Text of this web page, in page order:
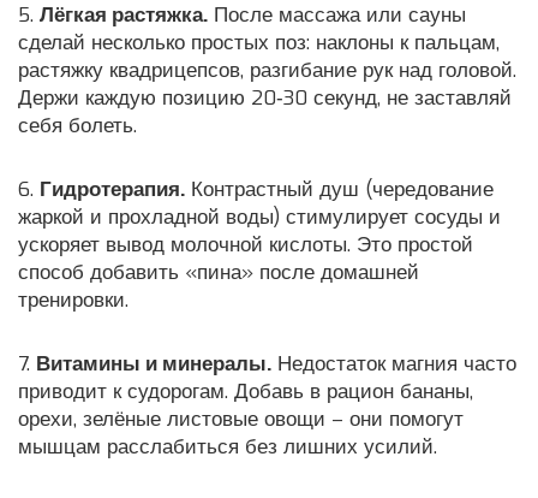
5. Лёгкая растяжка. После массажа или сауны
сделай несколько простых поз: наклоны к пальцам,
растяжку квадрицепсов, разгибание рук над головой.
Держи каждую позицию 20‑30 секунд, не заставляй
себя болеть.
6. Гидротерапия. Контрастный душ (чередование
жаркой и прохладной воды) стимулирует сосуды и
ускоряет вывод молочной кислоты. Это простой
способ добавить «пина» после домашней
тренировки.
7. Витамины и минералы. Недостаток магния часто
приводит к судорогам. Добавь в рацион бананы,
орехи, зелёные листовые овощи – они помогут
мышцам расслабиться без лишних усилий.